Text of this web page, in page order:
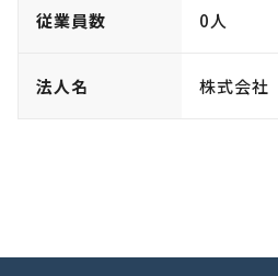
従業員数 0人
法人名 株式会社